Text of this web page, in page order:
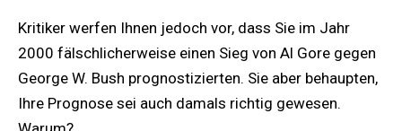
Kritiker werfen Ihnen jedoch vor, dass Sie im Jahr
2000 fälschlicherweise einen Sieg von Al Gore gegen
George W. Bush prognostizierten. Sie aber behaupten,
Ihre Prognose sei auch damals richtig gewesen.